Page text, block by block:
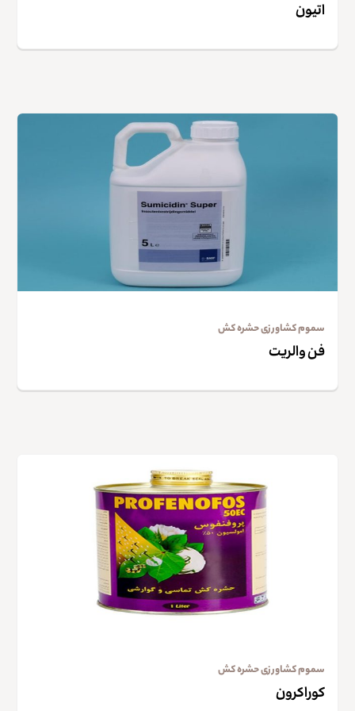
اتیون
سموم کشاورزی حشره کش
فن والریت
سموم کشاورزی حشره کش
کوراکرون